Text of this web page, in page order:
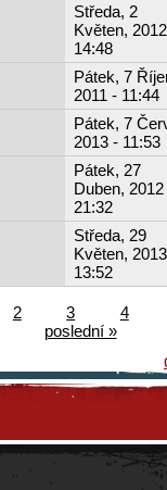
Středa, 2
Květen,
14:48
Pátek, 7
2011 - 11:44
Pátek, 7
2013 - 11:53
Pátek, 27
Duben, 2012
21:32
Středa, 29
Květen,
13:52
2 3
4
poslední »